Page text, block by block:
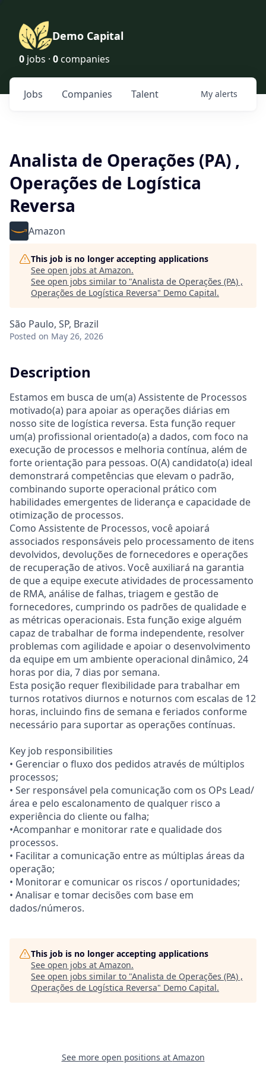
Demo Capital
0 jobs · 0 companies
Jobs Companies Talent My alerts
Analista de Operações (PA) ,
Operações de Logística
Reversa
Amazon
This job is no longer accepting applications
See open jobs at Amazon.
See open jobs similar to "Analista de Operações (PA) ,
Operações de Logística Reversa" Demo Capital.
São Paulo, SP, Brazil
Posted on May 26, 2026
Description
Estamos em busca de um(a) Assistente de Processos
motivado(a) para apoiar as operações diárias em
nosso site de logística reversa. Esta função requer
um(a) profissional orientado(a) a dados, com foco na
execução de processos e melhoria contínua, além de
forte orientação para pessoas. O(A) candidato(a) ideal
demonstrará competências que elevam o padrão,
combinando suporte operacional prático com
habilidades emergentes de liderança e capacidade de
otimização de processos.
Como Assistente de Processos, você apoiará
associados responsáveis pelo processamento de itens
devolvidos, devoluções de fornecedores e operações
de recuperação de ativos. Você auxiliará na garantia
de que a equipe execute atividades de processamento
de RMA, análise de falhas, triagem e gestão de
fornecedores, cumprindo os padrões de qualidade e
as métricas operacionais. Esta função exige alguém
capaz de trabalhar de forma independente, resolver
problemas com agilidade e apoiar o desenvolvimento
da equipe em um ambiente operacional dinâmico, 24
horas por dia, 7 dias por semana.
Esta posição requer flexibilidade para trabalhar em
turnos rotativos diurnos e noturnos com escalas de 12
horas, incluindo fins de semana e feriados conforme
necessário para suportar as operações contínuas.
Key job responsibilities
• Gerenciar o fluxo dos pedidos através de múltiplos
processos;
• Ser responsável pela comunicação com os OPs Lead/
área e pelo escalonamento de qualquer risco a
experiência do cliente ou falha;
•Acompanhar e monitorar rate e qualidade dos
processos.
• Facilitar a comunicação entre as múltiplas áreas da
operação;
• Monitorar e comunicar os riscos / oportunidades;
• Analisar e tomar decisões com base em
dados/números.
This job is no longer accepting applications
See open jobs at Amazon.
See open jobs similar to "Analista de Operações (PA) ,
Operações de Logística Reversa" Demo Capital.
See more open positions at Amazon